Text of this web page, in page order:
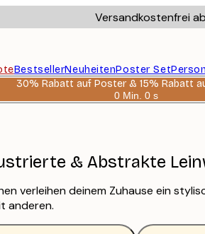
Versandkostenfrei
BestsellerNeuheitenPoster Set
30% Rabatt auf Poster & 15% Rabatt
0 Min. 0 s
Gültig
& Abstrakte
verleihen deinem Zuhause ein
anderen.